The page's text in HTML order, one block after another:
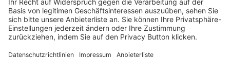
Login SpielPlus
FOLGE DEM BFV